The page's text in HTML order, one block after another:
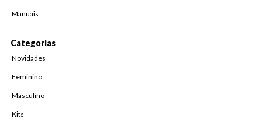
Manuais
Categorias
Novidades
Feminino
Masculino
Kits